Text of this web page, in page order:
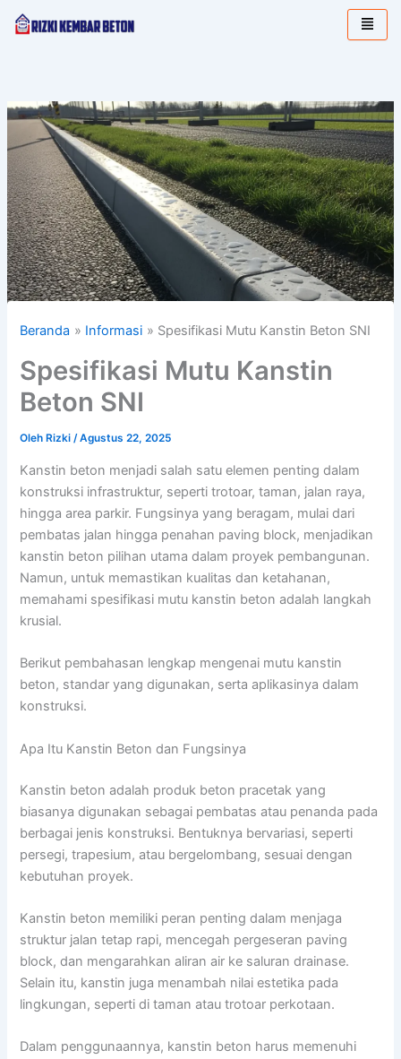
Lewati
Beranda Informasi Spesifikasi Mutu Kanstin Beton SNI
Spesifikasi Mutu Kanstin
Beton SNI
Oleh Rizki/Agustus 22, 2025
Kanstin beton menjadi salah satu elemen penting dalam
konstruksi infrastruktur, seperti trotoar, taman, jalan raya,
hingga area parkir. Fungsinya yang beragam, mulai dari
pembatas jalan hingga penahan paving block, menjadikan
kanstin beton pilihan utama dalam proyek pembangunan.
Namun, untuk memastikan kualitas dan ketahanan,
memahami spesifikasi mutu kanstin beton adalah langkah
krusial.
Berikut pembahasan lengkap mengenai mutu kanstin
beton, standar yang digunakan, serta aplikasinya dalam
konstruksi.
Apa Itu Kanstin Beton dan Fungsinya
Kanstin beton adalah produk beton pracetak yang
biasanya digunakan sebagai pembatas atau penanda pada
berbagai jenis konstruksi. Bentuknya bervariasi, seperti
persegi, trapesium, atau bergelombang, sesuai dengan
kebutuhan proyek.
Kanstin beton memiliki peran penting dalam menjaga
struktur jalan tetap rapi, mencegah pergeseran paving
block, dan mengarahkan aliran air ke saluran drainase.
Selain itu, kanstin juga menambah nilai estetika pada
lingkungan, seperti di taman atau trotoar perkotaan.
Dalam penggunaannya, kanstin beton harus memenuhi